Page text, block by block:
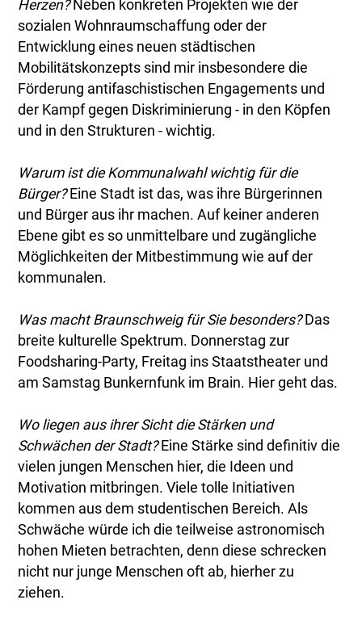
Herzen? Neben konkreten Projekten wie der
sozialen Wohnraumschaffung oder der
Entwicklung eines neuen städtischen
Mobilitätskonzepts sind mir insbesondere die
Förderung antifaschistischen Engagements und
der Kampf gegen Diskriminierung - in den Köpfen
und in den Strukturen - wichtig.
Warum ist die Kommunalwahl wichtig für die
Bürger?Eine Stadt ist das, was ihre Bürgerinnen
und Bürger aus ihr machen. Auf keiner anderen
Ebene gibt es so unmittelbare und zugängliche
Möglichkeiten der Mitbestimmung wie auf der
kommunalen.
Was macht Braunschweig für Sie besonders?Das
breite kulturelle Spektrum. Donnerstag zur
Foodsharing-Party, Freitag ins Staatstheater und
am Samstag Bunkernfunk im Brain. Hier geht das.
Wo liegen aus ihrer Sicht die Stärken und
Schwächen der Stadt?Eine Stärke sind definitiv die
vielen jungen Menschen hier, die Ideen und
Motivation mitbringen. Viele tolle Initiativen
kommen aus dem studentischen Bereich. Als
Schwäche würde ich die teilweise astronomisch
hohen Mieten betrachten, denn diese schrecken
nicht nur junge Menschen oft ab, hierher zu
ziehen.